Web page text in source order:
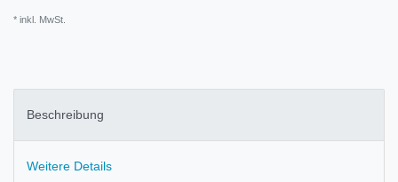
* inkl. MwSt.
Beschreibung
Weitere Details